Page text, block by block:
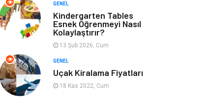
Organizasyon
Astroloji Aksesuar
Mobilya
Bebek Giyim saç dökülmesi
GENEL
Kindergarten Tables
Esnek Öğrenmeyi Nasıl
Kolaylaştırır?
13 Şub 2026, Cum
GENEL
Uçak Kiralama Fiyatları
18 Kas 2022, Cum